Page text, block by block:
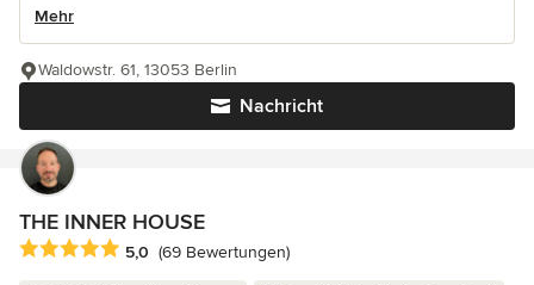
Mehr
Nachricht
Waldowstr. 61, 13053 Berlin
THE INNER HOUSE
Durchschnittliche Bewertung: 5 von 5 Sternen
5,0 (69 Bewertungen)